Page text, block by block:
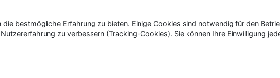
bestmögliche Erfahrung zu bieten. Einige Cookies sind notwendig für den
zu verbessern (Tracking-Cookies). Sie können Ihre Einwilligung